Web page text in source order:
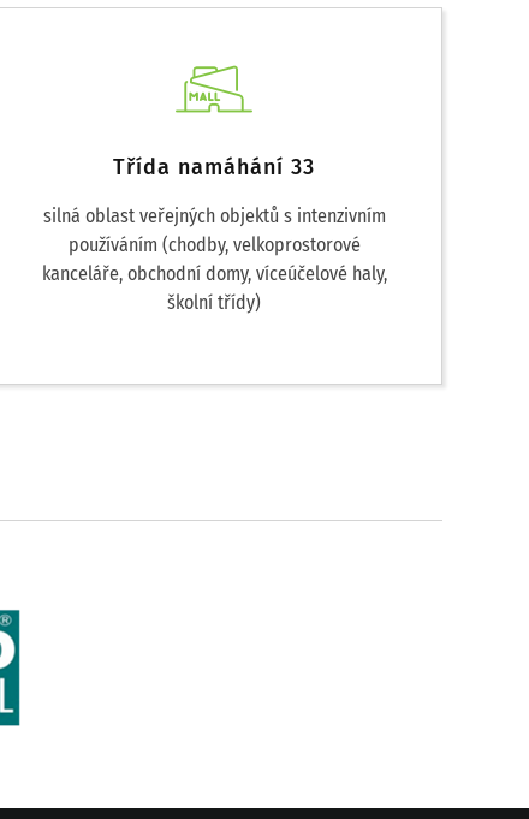
Třída namáhání 33
silná oblast veřejných objektů s intenzivním
používáním (chodby, velkoprostorové
kanceláře, obchodní domy, víceúčelové haly,
školní třídy)